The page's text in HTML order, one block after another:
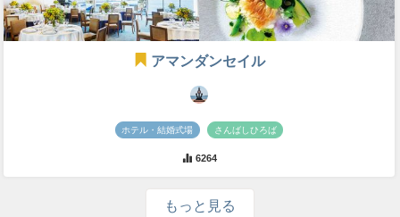
アマンダンセイル
ホテル・結婚式場 さんばしひろば
6264
もっと見る